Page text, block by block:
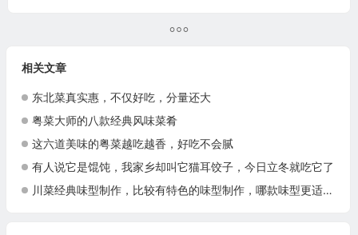
相关文章
东北菜真实惠，不仅好吃，分量还大
粤菜大师的八款经典风味菜肴
这六道美味的粤菜越吃越香，好吃不会腻
有人说它是馄饨，我家乡却叫它猫耳饺子，今日立冬就吃它了
川菜经典味型制作，比较有特色的味型制作，哪款味型更适合你呢？